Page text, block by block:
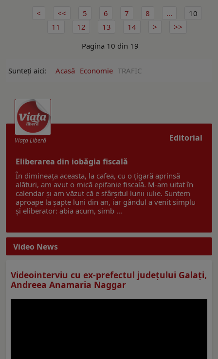
5 6 7 8 ...
10
11
12 13
14
Pagina 10 din 19
Sunteți aici: Acasă Economie TRAFIC
Editorial
Viaţa Liberă
Eliberarea din iobăgia fiscală
În dimineața aceasta, la cafea, cu o țigară aprinsă
alături, am avut o mică epifanie fiscală. M-am uitat în
calendar și am văzut că e sfârșitul lunii iulie. Suntem
aproape la șapte luni din an, iar gândul a venit simplu
și eliberator: abia acum, simb ...
Video News
Videointerviu cu ex-prefectul judeţului Galaţi,
Andreea Anamaria Naggar